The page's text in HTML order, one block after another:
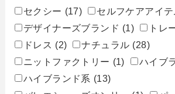
セクシー (17) セルフケアアイテ
デザイナーズブランド (1) トレ
ドレス (2) ナチュラル (28)
ニットファクトリー (1) ハイブ
ハイブランド系 (13)